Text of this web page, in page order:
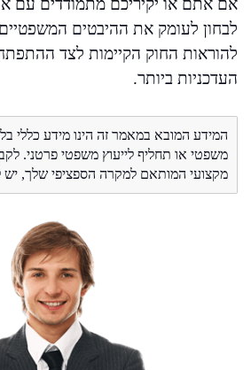
לבחון לעומק את ההיבטים
להוראות החוק הקיימות לצד
העדכניות ביותר.
המידע המובא במאמר זה הינו מידע כללי
משפטי או תחליף לייעוץ משפטי פרטני.
מקצועי המותאם למקרה הספציפי שלך, יש